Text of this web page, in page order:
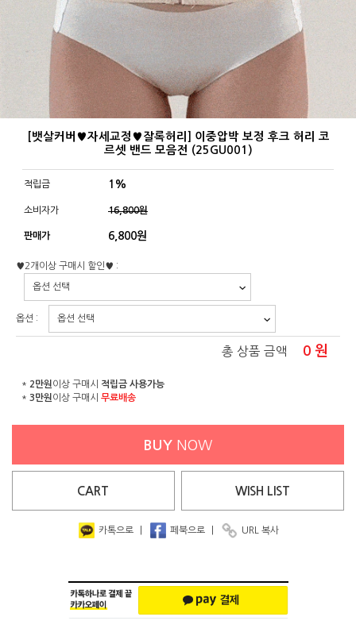
[뱃살커버♥자세교정♥잘록허리] 이중압박 보정 후크 허리 코
르셋 밴드 모음전 (25GU001)
적립금 1%
소비자가 16,800원
판매가 6,800원
♥2개이상 구매시 할인♥ :
옵션 :
총 상품 금액 0 원
* 2만원 이상 구매시 적립금 사용가능
* 3만원 이상 구매시 무료배송
BUY NOW
CART WISH LIST
카톡으로 페북으로 URL 복사